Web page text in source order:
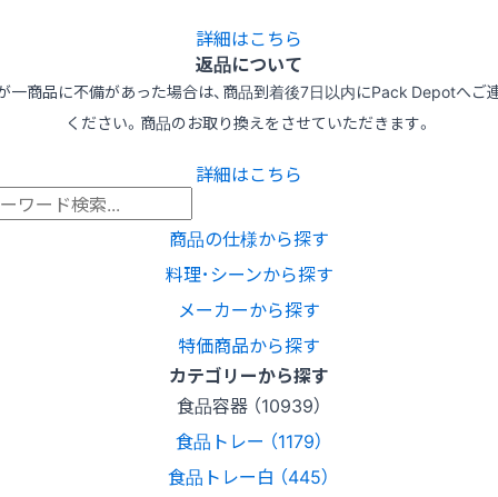
詳細はこちら
返品について
一商品に不備があった場合は、商品到着後7日以内にPack Depotへご
ください。商品のお取り換えをさせていただきます。
詳細はこちら
商品の仕様から探す
料理･シーンから探す
メーカーから探す
特価商品から探す
カテゴリーから探す
食品容器 （10939）
食品トレー （1179）
食品トレー白 （445）